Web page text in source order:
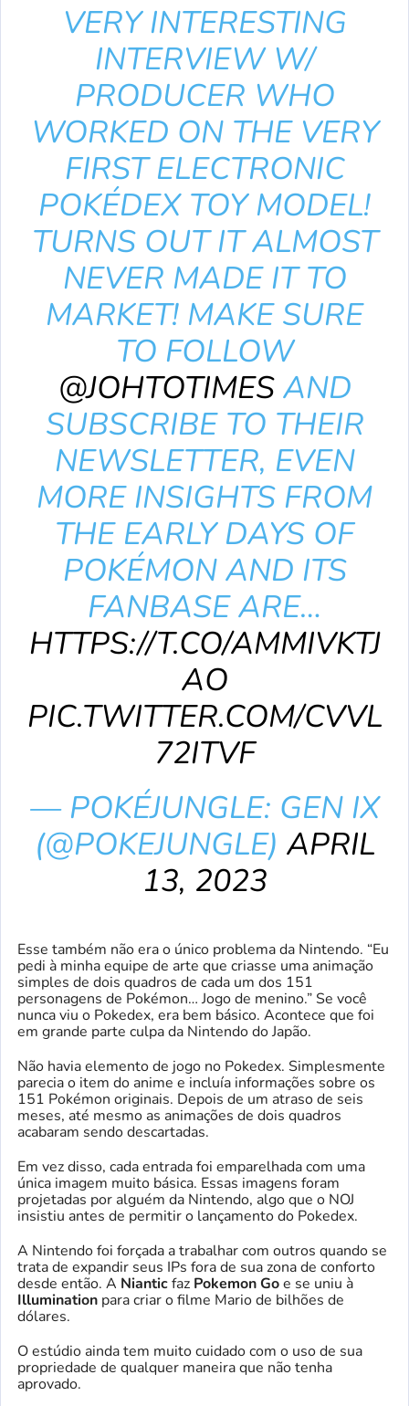
VERY INTERESTING
INTERVIEW W/
PRODUCER WHO
WORKED ON THE VERY
FIRST ELECTRONIC
POKÉDEX TOY MODEL!
TURNS OUT IT ALMOST
NEVER MADE IT TO
MARKET! MAKE SURE
TO FOLLOW
@JOHTOTIMESAND
SUBSCRIBE TO THEIR
NEWSLETTER, EVEN
MORE INSIGHTS FROM
THE EARLY DAYS OF
POKÉMON AND ITS
FANBASE ARE…
HTTPS://T.CO/AMMIVKTJ
AO
PIC.TWITTER.COM/CVVL
72ITVF
— POKÉJUNGLE: GEN IX
(@POKEJUNGLE) APRIL
13, 2023
Esse também não era o único problema da Nintendo. “Eu
pedi à minha equipe de arte que criasse uma animação
simples de dois quadros de cada um dos 151
personagens de Pokémon… Jogo de menino.” Se você
nunca viu o Pokedex, era bem básico. Acontece que foi
em grande parte culpa da Nintendo do Japão.
Não havia elemento de jogo no Pokedex. Simplesmente
parecia o item do anime e incluía informações sobre os
151 Pokémon originais. Depois de um atraso de seis
meses, até mesmo as animações de dois quadros
acabaram sendo descartadas.
Em vez disso, cada entrada foi emparelhada com uma
única imagem muito básica. Essas imagens foram
projetadas por alguém da Nintendo, algo que o NOJ
insistiu antes de permitir o lançamento do Pokedex.
A Nintendo foi forçada a trabalhar com outros quando se
trata de expandir seus IPs fora de sua zona de conforto
desde então. A Nianticfaz Pokemon Goe se uniu à
Illumination para criar o filme Mario de bilhões de
dólares.
O estúdio ainda tem muito cuidado com o uso de sua
propriedade de qualquer maneira que não tenha
aprovado.